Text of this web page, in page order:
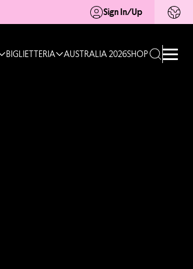
Sign In/Up
BIGLIETTERIA AUSTRALIA 2026SHOP